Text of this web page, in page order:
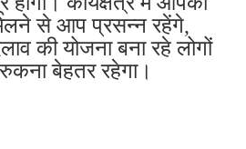
से आप प्रसन्न रहेंगे,
की योजना बना रहे लोगों
बेहतर रहेगा।